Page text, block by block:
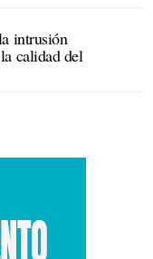
intrusión
calidad del